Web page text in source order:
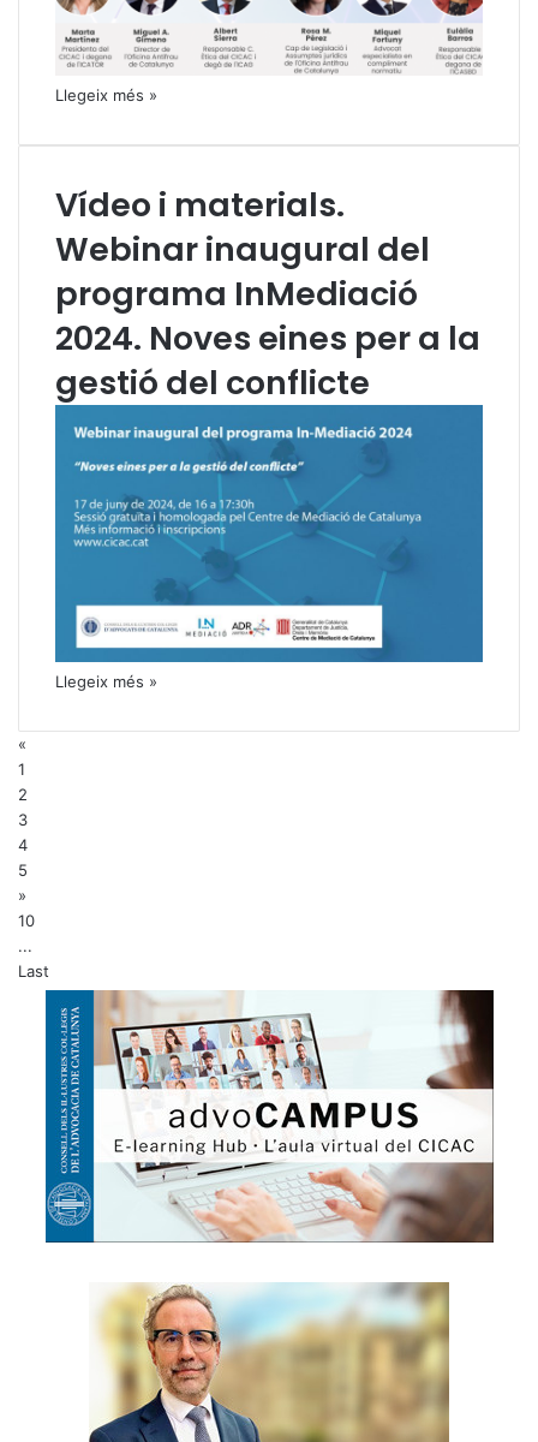
Llegeix més »
Vídeo i materials.
Webinar inaugural del
programa InMediació
2024. Noves eines per a la
gestió del conflicte
Llegeix més »
«
1
2
3
4
5
»
10
...
Last